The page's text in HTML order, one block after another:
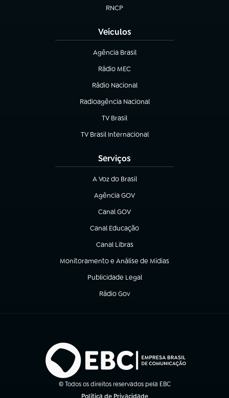
RNCP
(abre em nova aba)
Veículos
Agência Brasil
(abre em nova aba)
Rádio MEC
(abre em nova aba)
Rádio Nacional
Radioagência Nacional
(abre em nova aba)
TV Brasil
(abre em nova aba)
TV Brasil Internacional
(abre em nova aba)
Serviços
A Voz do Brasil
(abre em nova aba)
Agência GOV
(abre em nova aba)
Canal GOV
(abre em nova aba)
Canal Educação
(abre em nova aba)
Canal Libras
(abre em nova aba)
Monitoramento e Análise de Mídias
(abre em nova aba)
Publicidade Legal
(abre em nova aba)
Rádio Gov
(abre em nova aba)
© Todos os direitos reservados pela EBC